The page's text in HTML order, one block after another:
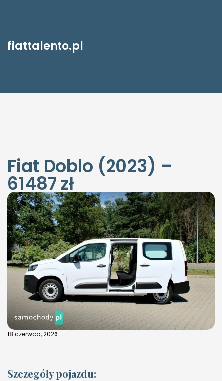
fiattalento.pl
Fiat Doblo (2023) –
61487 zł
18 czerwca, 2026
Szczegóły pojazdu: